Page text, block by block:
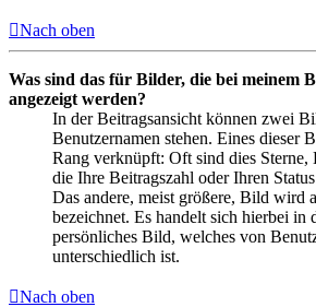
Nach oben
Was sind das für Bilder, die bei meinem
angezeigt werden?
In der Beitragsansicht können zwei
Benutzernamen stehen. Eines dieser
Rang verknüpft: Oft sind dies Sterne,
die Ihre Beitragszahl oder Ihren
Das andere, meist größere, Bild wird
bezeichnet. Es handelt sich hierbei in
persönliches Bild, welches von
unterschiedlich ist.
Nach oben